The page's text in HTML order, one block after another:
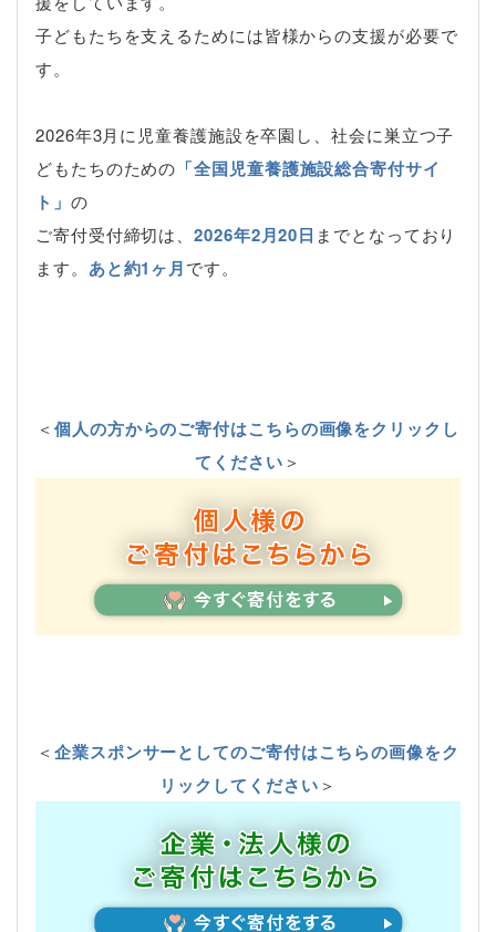
子どもたちを支えるためには皆様からの支援が必要で
す。
2026年3月に児童養護施設を卒園し、社会に巣立つ子
どもたちのための 「全国児童養護施設総合寄付サイ
ト」 の
ご寄付受付締切は、2026年2月20日 までとなっており
ます。 あと約1ヶ月です。
＜個人の方からのご寄付はこちらの画像をクリックし
てください＞
＜企業スポンサーとしてのご寄付はこちらの画像をク
リックしてください＞